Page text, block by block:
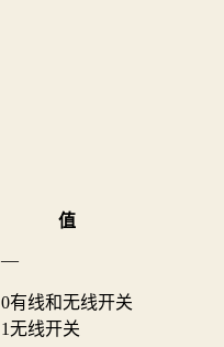
值
—
0有线和无线开关
1无线开关